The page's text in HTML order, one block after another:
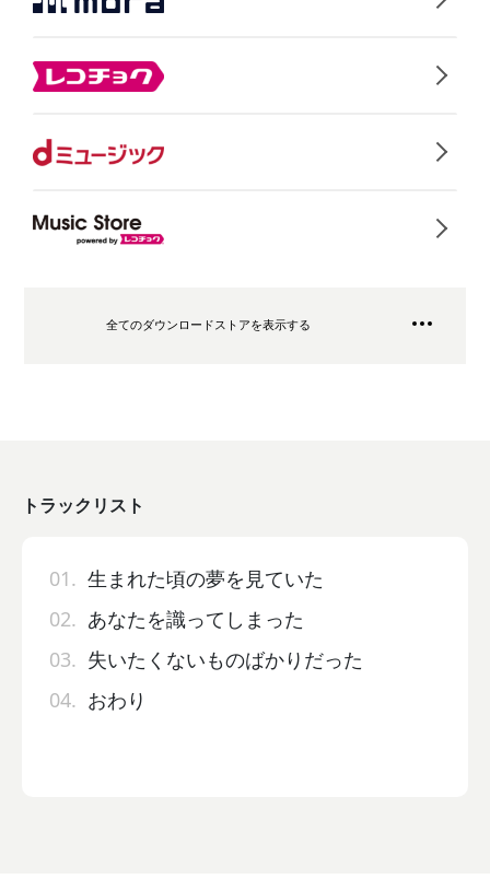
全てのダウンロードストアを表示する
トラックリスト
01. 生まれた頃の夢を見ていた
02. あなたを識ってしまった
03. 失いたくないものばかりだった
04. おわり